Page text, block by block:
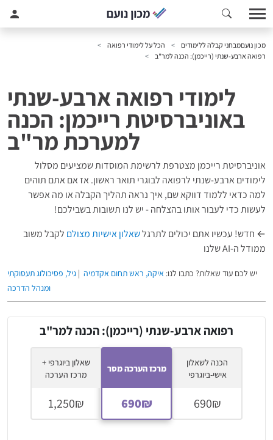
מכון נועםמבחני קבלה ללימודים
הכל על לימודי רפואה
רפואה ארבע-שנתי (רייכמן): הכנה למר"ב
לימודי רפואה ארבע-שנתי
באוניברסיטת רייכמן: הכנה
למערכת מר"ב
אוניברסיטת רייכמן מצטרפת לרשימת המוסדות שמציעים מסלול
לימודים ארבע-שנתי לרפואה לבוגרי תואר ראשון. אז אם אתם תוהים
למה כדאי ללמוד דווקא שם, איך נראה תהליך הקבלה או מה אפשר
לעשות כדי לעבור אותו בהצלחה - יש לנו תשובות בשבילכם!
← חדש! עכשיו אתם יכולים לתרגלשאלון אישיות מצולם לקבל משוב
ממודל ה-AI שלנו
יש לכם עוד שאלות? כתבו לנו: איקה, ראש תחום אקדמיה | גיל, פסיכולוג תעסוקתי
ומנהל הדרכה
רפואה ארבע-שנתי (רייכמן): הכנה למר"ב
הכנה לשאלון
אישי-ביוגרפי
מרכז הערכה מסר
שאלון ביוגרפי +
מרכז הערכה